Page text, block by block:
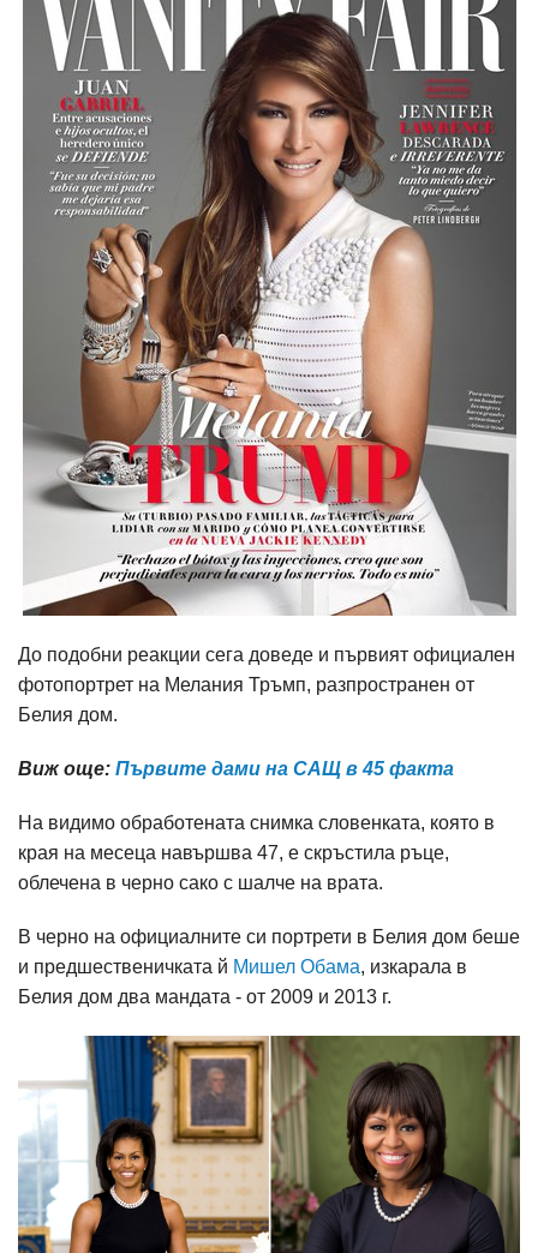
До подобни реакции сега доведе и първият официален
фотопортрет на Мелания Тръмп, разпространен от
Белия дом.
Виж още: Първите дами на САЩ в 45 факта
На видимо обработената снимка словенката, която в
края на месеца навършва 47, е скръстила ръце,
облечена в черно сако с шалче на врата.
В черно на официалните си портрети в Белия дом беше
и предшественичката й Мишел Обама, изкарала в
Белия дом два мандата - от 2009 и 2013 г.